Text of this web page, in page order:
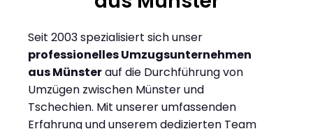
Seit 2003 spezialisiert sich unser
professionelles Umzugsunternehmen
aus Münsterauf die Durchführung von
Umzügen zwischen Münster und
Tschechien. Mit unserer umfassenden
Erfahrung und unserem dedizierten Team